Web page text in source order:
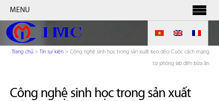
MENU
Trang chủ > Tin sự kiện > Công nghệ sinh học trong sản xuất kẹo dẻo: Cuộc cách mạng
từ phòng lab đến bữa ăn
Công nghệ sinh học trong sản xuất